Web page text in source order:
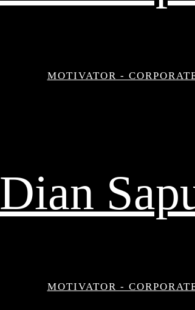
MOTIVATOR -
Dian
MOTIVATOR -